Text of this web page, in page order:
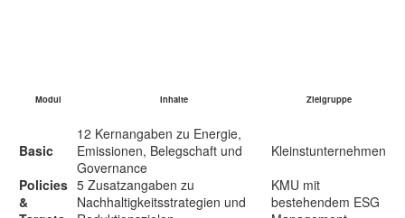
Modul Inhalte Zielgruppe
Basic
12 Kernangaben zu Energie,
Emissionen, Belegschaft und
Governance
Kleinstunternehmen
Policies
&
5 Zusatzangaben zu
Nachhaltigkeitsstrategien und
KMU mit
bestehendem ESG